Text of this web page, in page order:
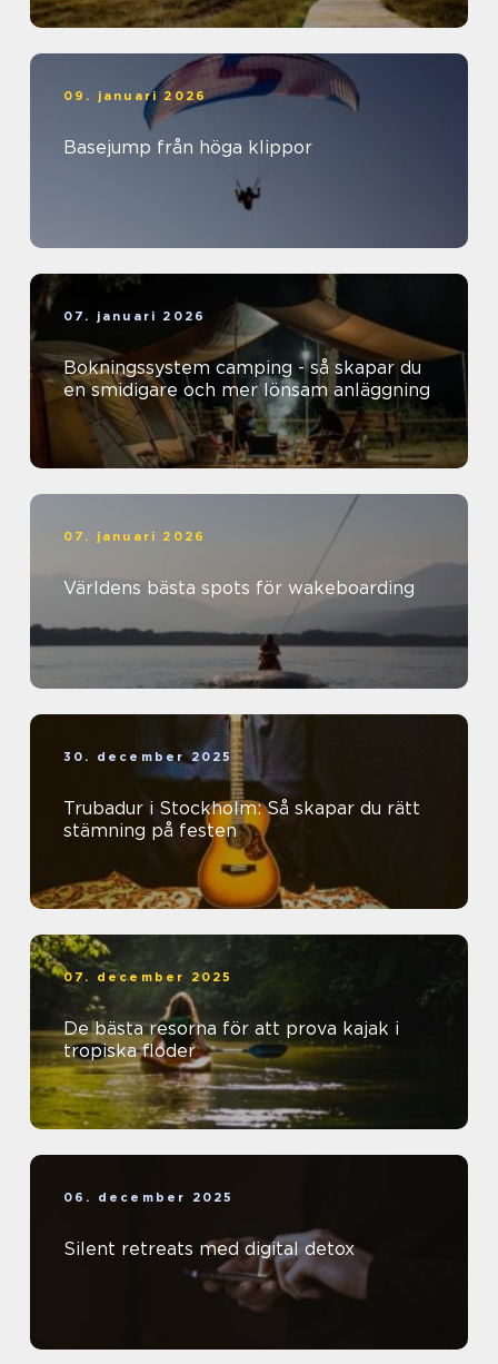
09. januari 2026
Basejump från höga klippor
07. januari 2026
Bokningssystem camping - så skapar du
en smidigare och mer lönsam anläggning
07. januari 2026
Världens bästa spots för wakeboarding
30. december 2025
Trubadur i Stockholm: Så skapar du rätt
stämning på festen
07. december 2025
De bästa resorna för att prova kajak i
tropiska floder
06. december 2025
Silent retreats med digital detox